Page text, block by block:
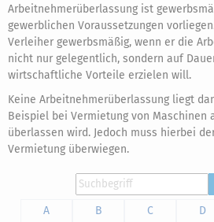
Arbeitnehmerüberlassung ist
gewerblichen Voraussetzungen
Verleiher gewerbsmäßig, wenn er die
nicht nur gelegentlich, sondern auf
wirtschaftliche Vorteile erzielen will.
Keine Arbeitnehmerüberlassung liegt
Beispiel bei Vermietung von Maschinen
überlassen wird. Jedoch muss hierbei
Vermietung überwiegen.
A
B C D